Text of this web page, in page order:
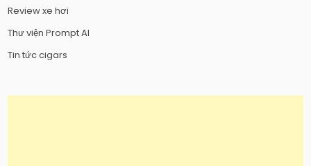
Review xe hơi
Thư viện Prompt AI
Tin tức cigars